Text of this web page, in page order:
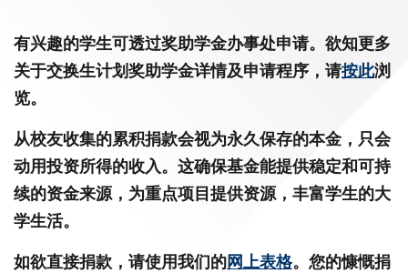
有兴趣的学生可透过奖助学金办事处申请。欲知更多
关于交换生计划奖助学金详情及申请程序，请按此浏
览。
从校友收集的累积捐款会视为永久保存的本金，只会
动用投资所得的收入。这确保基金能提供稳定和可持
续的资金来源，为重点项目提供资源，丰富学生的大
学生活。
如欲直接捐款，请使用我们的网上表格。您的慷慨捐